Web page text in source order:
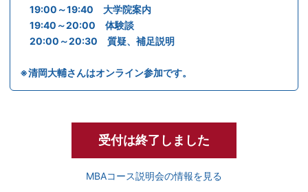
19:00～19:40 大学院案内
19:40～20:00 体験談
20:00～20:30 質疑、補足説明
※清岡大輔さんはオンライン参加です。
受付は終了しました
MBAコース説明会の情報を見る